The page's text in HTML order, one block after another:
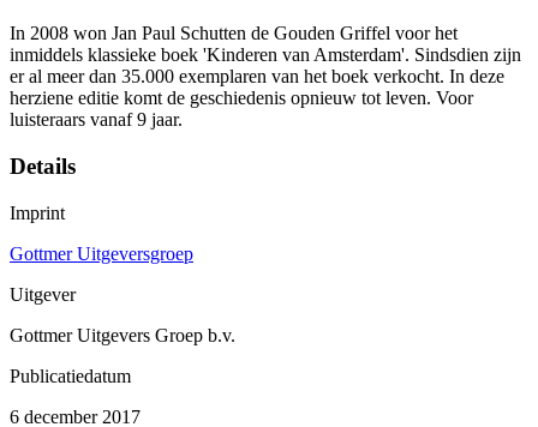
In 2008 won Jan Paul Schutten de Gouden Griffel voor het
inmiddels klassieke boek 'Kinderen van Amsterdam'. Sindsdien zijn
er al meer dan 35.000 exemplaren van het boek verkocht. In deze
herziene editie komt de geschiedenis opnieuw tot leven. Voor
luisteraars vanaf 9 jaar.
Details
Imprint
Gottmer Uitgeversgroep
Uitgever
Gottmer Uitgevers Groep b.v.
Publicatiedatum
6 december 2017